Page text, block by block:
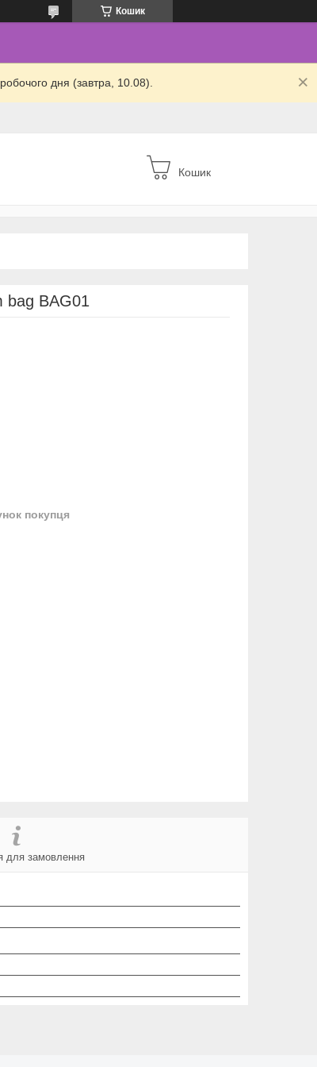
Кошик
дня (завтра, 10.08).
Кошик
bag BAG01
покупця
для замовлення